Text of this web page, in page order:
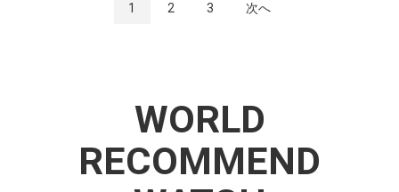
1 2 3 次へ
WORLD
RECOMMEND